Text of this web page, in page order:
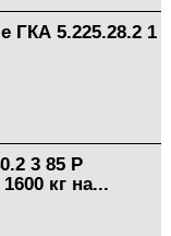
ГКА 5.225.28.2 1
3 85 Р
кг на...